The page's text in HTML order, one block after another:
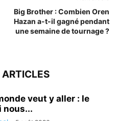
Big Brother : Combien Oren
Hazan a-t-il gagné pendant
une semaine de tournage ?
veut y aller : le
nous...